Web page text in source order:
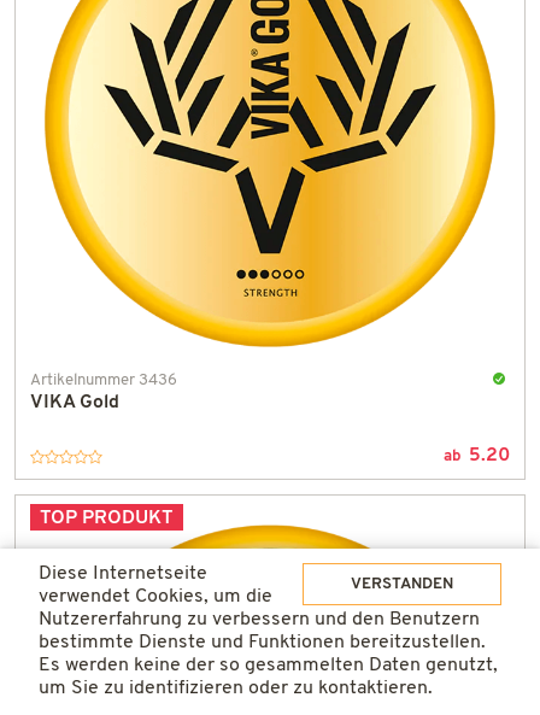
VIKA Gold
und
in
Artikelnummer 3436
ab 5.20
TOP PRODUKT
VERSTANDEN
Diese Internetseite
verwendet Cookies, um die
Nutzererfahrung zu verbessern und den Benutzern
bestimmte Dienste und Funktionen bereitzustellen.
Es werden keine der so gesammelten Daten genutzt,
um Sie zu identifizieren oder zu kontaktieren.